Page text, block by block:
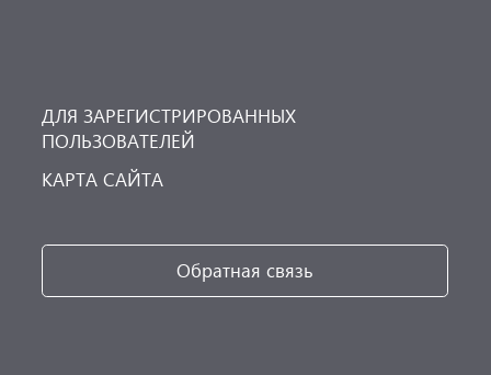
ДЛЯ ЗАРЕГИСТРИРОВАННЫХ
ПОЛЬЗОВАТЕЛЕЙ
КАРТА САЙТА
Обратная связь